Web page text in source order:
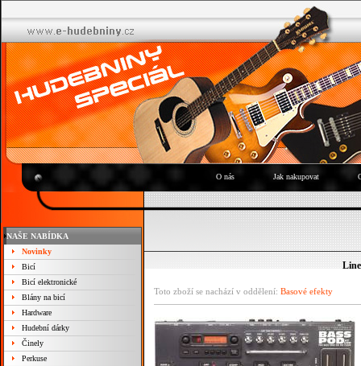
O nás Jak nakupovat
NAŠE NABÍDKA
Novinky
Bicí
Bicí elektronické
Blány na bicí
Hardware
Hudební dárky
Činely
Perkuse
Toto zboží se nachází v oddělení: Basové efekty